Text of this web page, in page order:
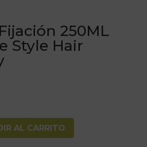
250ML
Style Hair
AL CARRITO